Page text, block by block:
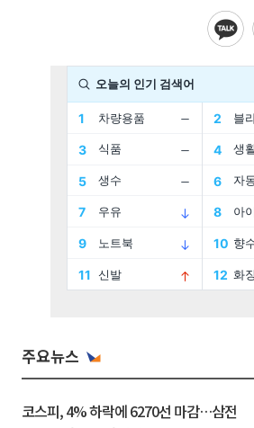
주요뉴스
코스피, 4% 하락에 6270선 마감…삼전